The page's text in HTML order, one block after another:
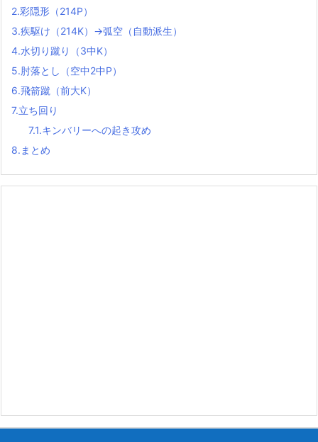
2.彩隠形（214P）
3.疾駆け（214K）→弧空（自動派生）
4.水切り蹴り（3中K）
5.肘落とし（空中2中P）
6.飛箭蹴（前大K）
7.立ち回り
7.1.キンバリーへの起き攻め
8.まとめ